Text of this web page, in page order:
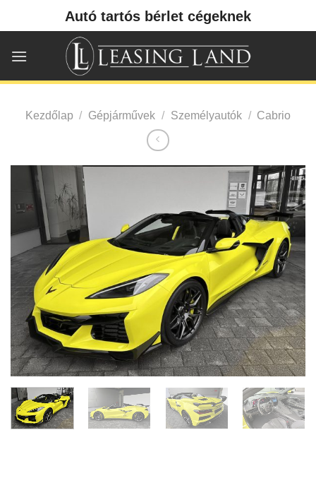
Autó tartós bérlet cégeknek
Kezdőlap / Gépjárművek / Személyautók / Cabrio